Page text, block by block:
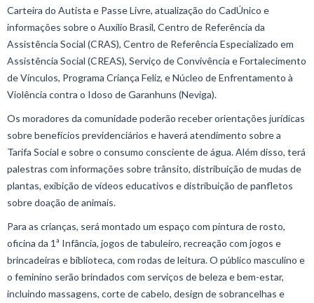
Carteira do Autista e Passe Livre, atualização do CadÚnico e
informações sobre o Auxilio Brasil, Centro de Referência da
Assistência Social (CRAS), Centro de Referência Especializado em
Assistência Social (CREAS), Serviço de Convivência e Fortalecimento
de Vínculos, Programa Criança Feliz, e Núcleo de Enfrentamento à
Violência contra o Idoso de Garanhuns (Neviga).
Os moradores da comunidade poderão receber orientações jurídicas
sobre benefícios previdenciários e haverá atendimento sobre a
Tarifa Social e sobre o consumo consciente de água. Além disso, terá
palestras com informações sobre trânsito, distribuição de mudas de
plantas, exibição de vídeos educativos e distribuição de panfletos
sobre doação de animais.
Para as crianças, será montado um espaço com pintura de rosto,
oficina da 1ª Infância, jogos de tabuleiro, recreação com jogos e
brincadeiras e biblioteca, com rodas de leitura. O público masculino e
o feminino serão brindados com serviços de beleza e bem-estar,
incluindo massagens, corte de cabelo, design de sobrancelhas e